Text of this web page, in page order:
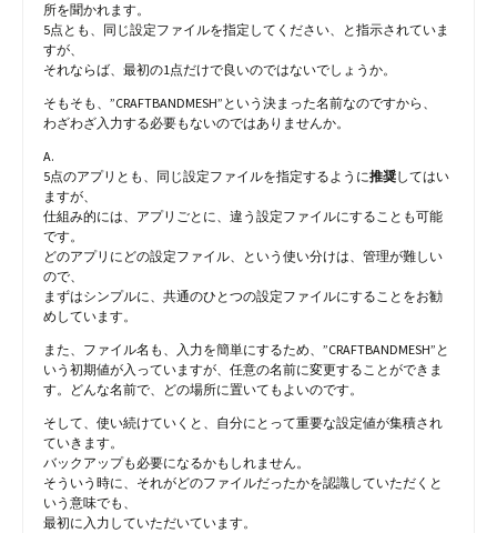
所を聞かれます。
5点とも、同じ設定ファイルを指定してください、と指示されていま
すが、
それならば、最初の1点だけで良いのではないでしょうか。
そもそも、”CRAFTBANDMESH”という決まった名前なのですから、
わざわざ入力する必要もないのではありませんか。
A.
5点のアプリとも、同じ設定ファイルを指定するように推奨してはい
ますが、
仕組み的には、アプリごとに、違う設定ファイルにすることも可能
です。
どのアプリにどの設定ファイル、という使い分けは、管理が難しい
ので、
まずはシンプルに、共通のひとつの設定ファイルにすることをお勧
めしています。
また、ファイル名も、入力を簡単にするため、”CRAFTBANDMESH”と
いう初期値が入っていますが、任意の名前に変更することができま
す。どんな名前で、どの場所に置いてもよいのです。
そして、使い続けていくと、自分にとって重要な設定値が集積され
ていきます。
バックアップも必要になるかもしれません。
そういう時に、それがどのファイルだったかを認識していただくと
いう意味でも、
最初に入力していただいています。